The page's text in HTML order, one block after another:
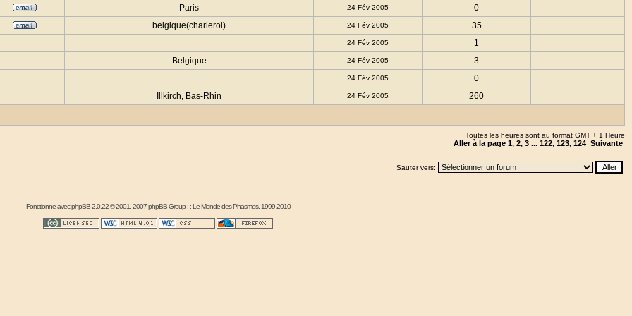
Paris 24 Fév 2005
0
belgique(charleroi)
24 Fév 2005 35
24 Fév 2005
1
Belgique
24 Fév 2005 3
24 Fév 2005
0
Illkirch, Bas-Rhin
24 Fév 2005 260
Toutes les heures sont au format GMT + 1 Heure
Aller à la page 1, 2, 3 ... 122, 123, 124 Suivante
Sauter vers:
Fonctionne avecphpBB2.0.22 © 2001, 2007 phpBB Group : :Le Monde des Phasmes, 1999-2010